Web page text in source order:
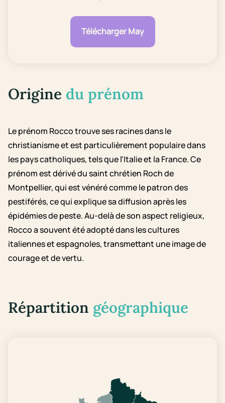
Télécharger May
Origine du prénom
Le prénom Rocco trouve ses racines dans le
christianisme et est particulièrement populaire dans
les pays catholiques, tels que l'Italie et la France. Ce
prénom est dérivé du saint chrétien Roch de
Montpellier, qui est vénéré comme le patron des
pestiférés, ce qui explique sa diffusion après les
épidémies de peste. Au-delà de son aspect religieux,
Rocco a souvent été adopté dans les cultures
italiennes et espagnoles, transmettant une image de
courage et de vertu.
Répartition géographique